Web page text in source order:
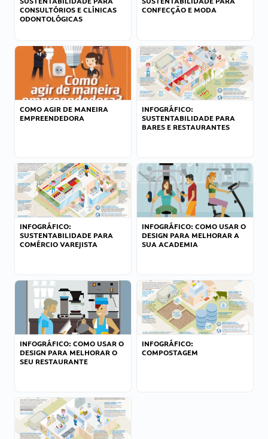
CONSULTÓRIOS E CLÍNICAS
ODONTOLÓGICAS
CONFECÇÃO E MODA
COMO AGIR DE MANEIRA
EMPREENDEDORA
INFOGRÁFICO:
SUSTENTABILIDADE PARA
BARES E RESTAURANTES
INFOGRÁFICO:
SUSTENTABILIDADE PARA
COMÉRCIO VAREJISTA
INFOGRÁFICO: COMO USAR O
DESIGN PARA MELHORAR A
SUA ACADEMIA
INFOGRÁFICO: COMO USAR O
DESIGN PARA MELHORAR O
SEU RESTAURANTE
INFOGRÁFICO:
COMPOSTAGEM